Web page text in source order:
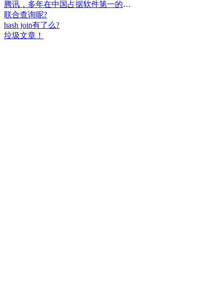
腾讯，多年在中国占据软件第一的位置，可惜，除了QQ、微信外，什么都没有做出来。
联合查询呢?
hash join有了么?
垃圾文章！